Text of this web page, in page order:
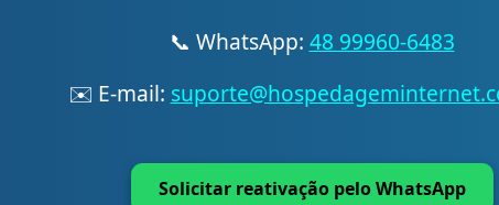
📞 WhatsApp: 48 99960-6483
✉️ E-mail:
Solicitar reativação pelo WhatsApp